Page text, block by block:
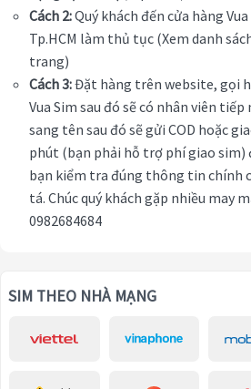
Cách 2:Quý khách đến cửa hàng
Tp.HCM làm thủ tục (Xem danh
trang)
Cách 3:Đặt hàng trên website, gọi
Vua Sim sau đó sẽ có nhân viên
sang tên sau đó sẽ gửi COD hoặc
phút (bạn phải hỗ trợ phí giao sim)
bạn kiểm tra đúng thông tin chính
tá. Chúc quý khách gặp nhiều may
0982684684
SIM THEO NHÀ MẠNG